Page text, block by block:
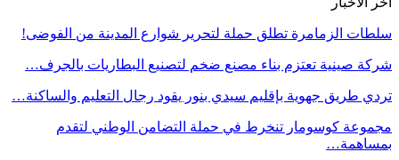
سلطات الزمامرة تطلق حملة لتحرير شوارع المدينة من الفوضى!
شركة صينية تعتزم بناء مصنع ضخم لتصنيع البطاريات بالجرف…
تردي طريق جهوية بإقليم سيدي بنور يقود رجال التعليم والساكنة…
مجموعة كوسومار تنخرط في حملة التضامن الوطني لتقدم
بمساهمة…